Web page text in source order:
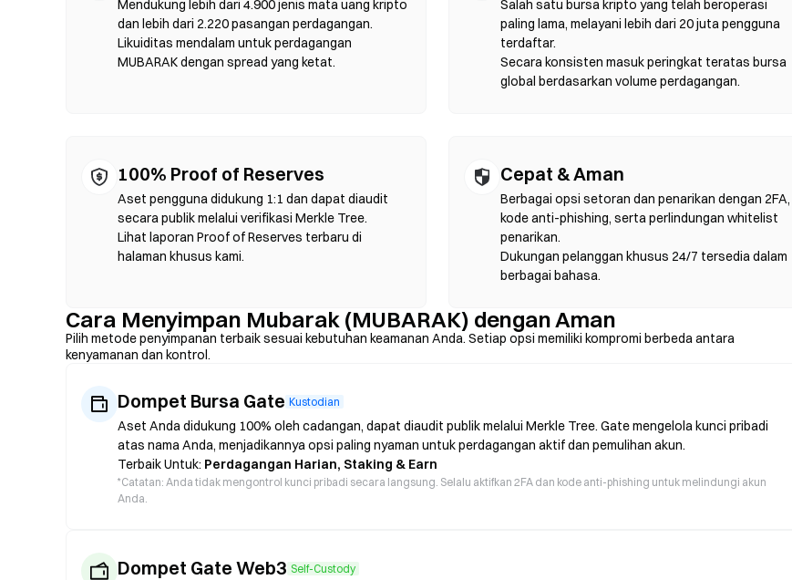
token, atur toleransi slippage, lalu konfirmasi swap. Perlu diingat bahwa gas fee berlaku, dan harga bisa berbeda dari pasar
terpusat karena kedalaman likuiditas. Sebagian besar aktivitas DEX terjadi di chain yang kompatibel dengan EVM seperti
Ethereum, BNB Chain, dan Polygon.
Mendukung lebih dari 4.900 jenis mata uang kripto
dan lebih dari 2.220 pasangan perdagangan.
Likuiditas mendalam untuk perdagangan
MUBARAK dengan spread yang ketat.
Salah satu bursa kripto yang telah beroperasi
paling lama, melayani lebih dari 20 juta pengguna
terdaftar.
Secara konsisten masuk peringkat teratas bursa
global berdasarkan volume perdagangan.
100% Proof of Reserves
Aset pengguna didukung 1:1 dan dapat diaudit
secara publik melalui verifikasi Merkle Tree.
Lihat laporan Proof of Reserves terbaru di
halaman khusus kami.
Cepat & Aman
Berbagai opsi setoran dan penarikan dengan 2FA,
kode anti-phishing, serta perlindungan whitelist
penarikan.
Dukungan pelanggan khusus 24/7 tersedia dalam
berbagai bahasa.
Cara Menyimpan Mubarak (MUBARAK) dengan Aman
Pilih metode penyimpanan terbaik sesuai kebutuhan keamanan Anda. Setiap opsi memiliki kompromi berbeda antara
kenyamanan dan kontrol.
Dompet Bursa Gate Kustodian
Aset Anda didukung 100% oleh cadangan, dapat diaudit publik melalui Merkle Tree. Gate mengelola kunci pribadi
atas nama Anda, menjadikannya opsi paling nyaman untuk perdagangan aktif dan pemulihan akun.
Terbaik Untuk: Perdagangan Harian, Staking & Earn
*Catatan: Anda tidak mengontrol kunci pribadi secara langsung. Selalu aktifkan 2FA dan kode anti-phishing untuk melindungi akun
Anda.
Dompet Gate Web3 Self-Custody